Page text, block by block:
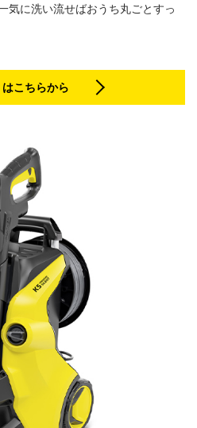
気に洗い流せばおうち丸ごとすっ
こちらから